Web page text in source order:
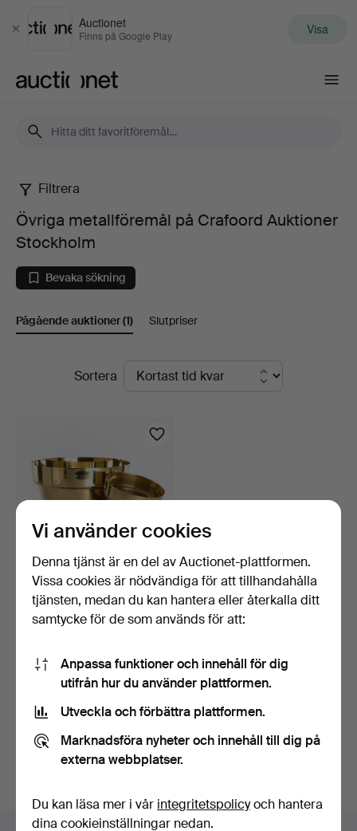
Stäng
Auctionet
Finns på Google Play Visa
Övriga
metallföremål
på
Crafoord
Stockholm
Filtrera
Övriga metallföremål på Crafoord Auktioner
Stockholm
Bevaka sökning
Pågående auktioner(1) Slutpriser
PågåendeSortera
SKULTUNA MÄSSING. 6
delar. ytterfoder "Flo…
4 dagar
58 USD
Du kan också söka ivårt arkiv med avslutade auktioner
Sidfotsnavigation
Vi använder cookies
Denna tjänst är en del av Auctionet-plattformen.
Vissa cookies är nödvändiga för att tillhandahålla
tjänsten, medan du kan hantera eller återkalla ditt
samtycke för de som används för att:
Anpassa funktioner och innehåll för dig
utifrån hur du använder plattformen.
Utveckla och förbättra plattformen.
Marknadsföra nyheter och innehåll till dig på
externa webbplatser.
Du kan läsa mer i vår integritetspolicyoch hantera
dina cookieinställningar nedan.